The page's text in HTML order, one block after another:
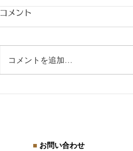
【告知】セミナーのお知らせ
コメント
コメントを追加…
■ お問い合わせ